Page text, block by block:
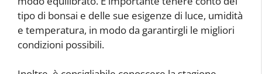
tipo di bonsai e delle sue esigenze di luce, umidità
e temperatura, in modo da garantirgli le migliori
condizioni possibili.